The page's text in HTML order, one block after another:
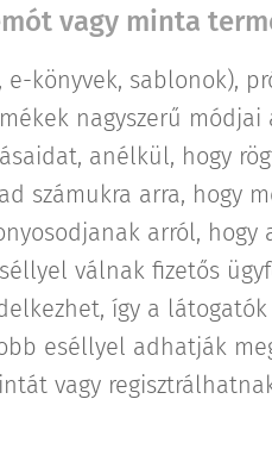
vagy minta
könyvek, sablonok),
nagyszerű módjai
anélkül, hogy
számukra arra, hogy
arról, hogy
válnak fizetős
így a látogatók
eséllyel adhatják
vagy